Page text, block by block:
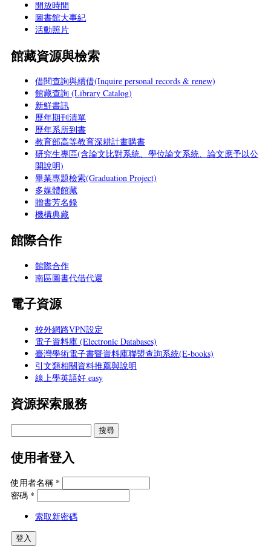
開放時間
圖書館大事紀
活動照片
館藏資源與檢索
借閱查詢與續借(Inquire personal records & renew)
館藏查詢 (Library Catalog)
新鮮書訊
歷年期刊清單
歷年系所到書
教育部高等教育深耕計畫購書
研究生專區(含論文比對系統、學位論文系統、論文應予以公
開說明)
畢業專題檢索(Graduation Project)
多媒體館藏
贈書芳名錄
機構典藏
館際合作
館際合作
南區圖書代借代還
電子資源
校外網路VPN設定
電子資料庫 (Electronic Databases)
臺灣學術電子書暨資料庫聯盟查詢系統(E-books)
引文類相關資料推薦與說明
線上學英語好 easy
資源探索服務
使用者登入
使用者名稱 *
密碼 *
索取新密碼